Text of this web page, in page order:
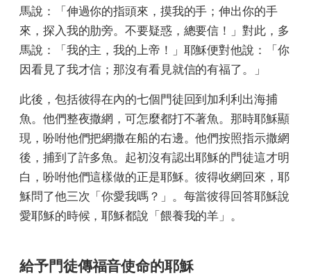
馬說：「伸過你的指頭來，摸我的手；伸出你的手
來，探入我的肋旁。不要疑惑，總要信！」對此，多
馬說：「我的主，我的上帝！」耶穌便對他說：「你
因看見了我才信；那沒有看見就信的有福了。」
此後，包括彼得在內的七個門徒回到加利利出海捕
魚。他們整夜撒網，可怎麼都打不著魚。那時耶穌顯
現，吩咐他們把網撒在船的右邊。他們按照指示撒網
後，捕到了許多魚。起初沒有認出耶穌的門徒這才明
白，吩咐他們這樣做的正是耶穌。彼得收網回來，耶
穌問了他三次「你愛我嗎？」。每當彼得回答耶穌說
愛耶穌的時候，耶穌都說「餵養我的羊」。
給予門徒傳福音使命的耶穌